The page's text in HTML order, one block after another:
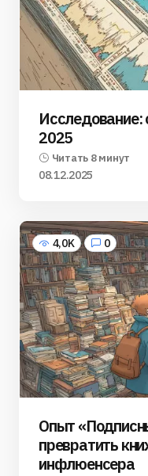
Исследование:
2025
Читать 8 минут
08.12.2025
4,0K 0
Опыт
превратить
инфлюенсера